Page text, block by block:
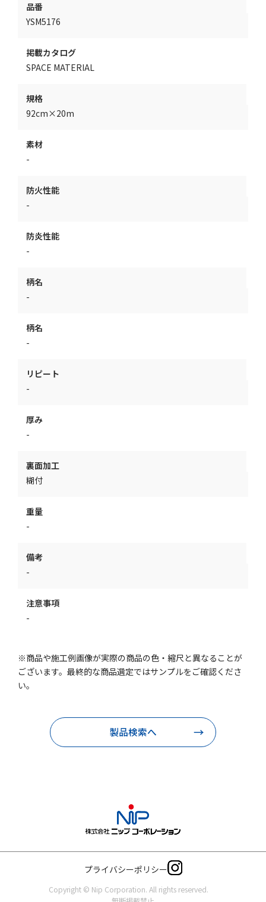
品番
YSM5176
掲載カタログ
SPACE MATERIAL
規格
92cm×20m
素材
-
防火性能
-
防炎性能
-
柄名
-
柄名
-
リピート
-
厚み
-
裏面加工
糊付
重量
-
備考
-
注意事項
-
※商品や施工例画像が実際の商品の色・縮尺と異なることが
ございます。最終的な商品選定ではサンプルをご確認くださ
い。
製品検索へ
プライバシーポリシー
Copyright © Nip Corporation. All rights reserved.